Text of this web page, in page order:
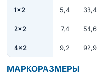
1×2 5,4 33,4
2×2 7,4 54,6
4×2 9,2 92,9
МАРКОРАЗМЕРЫ